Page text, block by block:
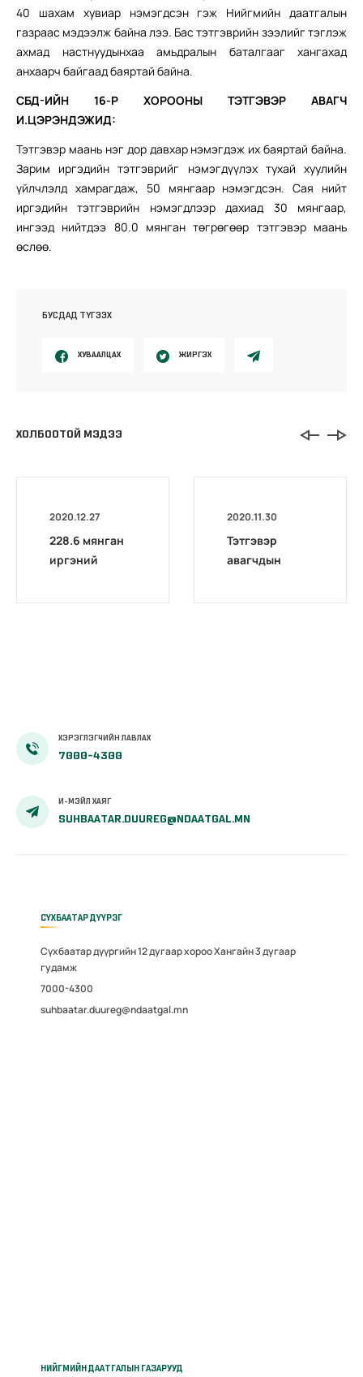
40 шахам хувиар нэмэгдсэн гэж Нийгмийн даатгалын
газраас мэдээлж байна лээ. Бас тэтгэврийн зээлийг тэглэж
ахмад настнуудынхаа амьдралын баталгааг хангахад
анхаарч байгаад баяртай байна.
СБД-ИЙН 16-Р ХОРООНЫ ТЭТГЭВЭР АВАГЧ
И.ЦЭРЭНДЭЖИД:
Тэтгэвэр маань нэг дор давхар нэмэгдэж их баяртай байна.
Зарим иргэдийн тэтгэврийг нэмэгдүүлэх тухай хуулийн
үйлчлэлд хамрагдаж, 50 мянгаар нэмэгдсэн. Сая нийт
иргэдийн тэтгэврийн нэмэгдлээр дахиад 30 мянгаар,
ингээд нийтдээ 80.0 мянган төгрөгөөр тэтгэвэр маань
өслөө.
БУСДАД ТҮГЭЭХ
ХУВААЛЦАХ ЖИРГЭХ
ХОЛБООТОЙ МЭДЭЭ
2020.12.27
228.6 мянган
иргэний
2020.11.30
Тэтгэвэр
авагчдын
ХЭРЭГЛЭГЧИЙН ЛАВЛАХ
7000-4300
И-МЭЙЛ ХАЯГ
SUHBAATAR.DUUREG@NDAATGAL.MN
СҮХБААТАР ДҮҮРЭГ
Сүхбаатар дүүргийн 12 дугаар хороо Хангайн 3 дугаар
гудамж
7000-4300
suhbaatar.duureg@ndaatgal.mn
НИЙГМИЙН ДААТГАЛЫН ГАЗАРУУД